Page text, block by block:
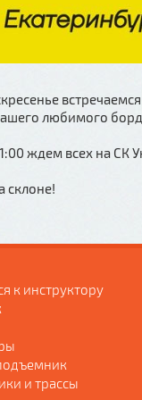
любимого
ждем всех на СК
склоне!
к инструктору
и трассы